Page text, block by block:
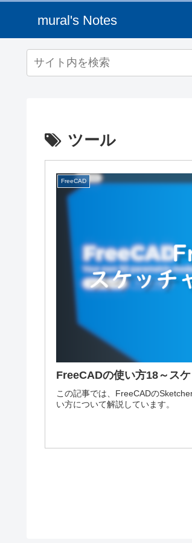
mural's Notes
ツール
FreeCAD
FreeCADの使い方18～ス
この記事では、FreeCADの
い方について解説しています。